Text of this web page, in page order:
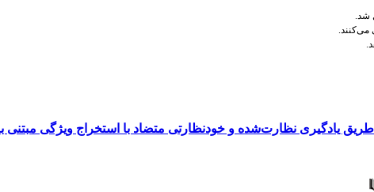
شد
می‌کنند